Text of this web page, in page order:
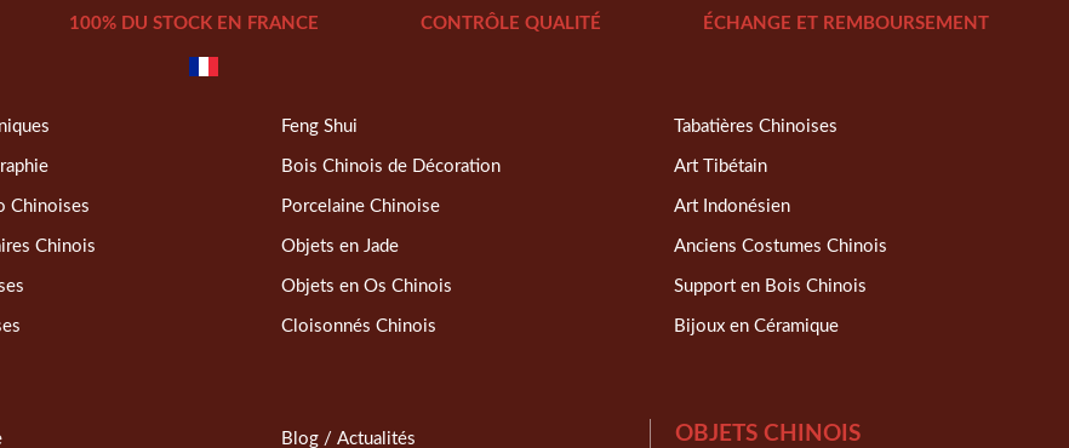
100% DU STOCK EN FRANCE CONTRÔLE QUALITÉ ÉCHANGE ET REMBOURSEMENT
Chinoises
Chinois
Feng Shui
Bois Chinois de Décoration
Porcelaine Chinoise
Objets en Jade
Objets en Os Chinois
Cloisonnés Chinois
Tabatières Chinoises
Art Tibétain
Art Indonésien
Anciens Costumes Chinois
Support en Bois Chinois
Bijoux en Céramique
Blog / Actualités OBJETS CHINOIS